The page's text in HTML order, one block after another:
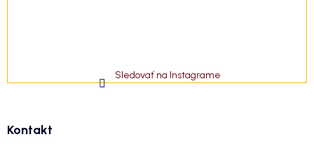
Sledovať na Instagrame
Kontakt